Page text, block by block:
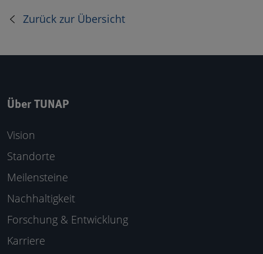
Zurück zur Übersicht
Über TUNAP
Vision
Standorte
Meilensteine
Nachhaltigkeit
Forschung & Entwicklung
Karriere